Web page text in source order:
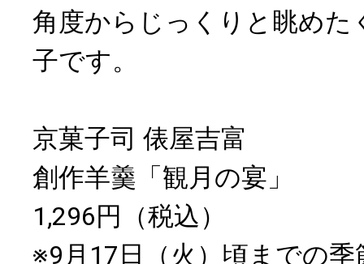
角度からじっくりと眺めた
子です。
京菓子司 俵屋吉富
創作羊羹「観月の宴」
1,296円（税込）
※9月17日（火）頃までの季